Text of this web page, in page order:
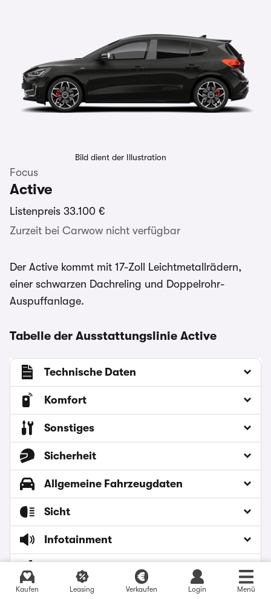
Kaufen Leasing Verkaufen Login Menü
Gebrauchtwagen Angebote finden
Bild dient der Illustration
Focus
Active
Listenpreis 33.100 €
Zurzeit bei Carwow nicht verfügbar
Der Active kommt mit 17-Zoll Leichtmetallrädern,
einer schwarzen Dachreling und Doppelrohr-
Auspuffanlage.
Tabelle der Ausstattungslinie Active
Technische Daten
Komfort
Sonstiges
Sicherheit
Allgemeine Fahrzeugdaten
Sicht
Infotainment
Interieur
Exterieur